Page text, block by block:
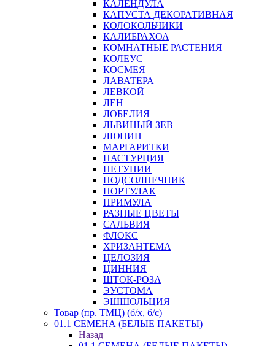
КАЛЕНДУЛА
КАПУСТА ДЕКОРАТИВНАЯ
КОЛОКОЛЬЧИКИ
КАЛИБРАХОА
КОМНАТНЫЕ РАСТЕНИЯ
КОЛЕУС
КОСМЕЯ
ЛАВАТЕРА
ЛЕВКОЙ
ЛЕН
ЛОБЕЛИЯ
ЛЬВИНЫЙ ЗЕВ
ЛЮПИН
МАРГАРИТКИ
НАСТУРЦИЯ
ПЕТУНИИ
ПОДСОЛНЕЧНИК
ПОРТУЛАК
ПРИМУЛА
РАЗНЫЕ ЦВЕТЫ
САЛЬВИЯ
ФЛОКС
ХРИЗАНТЕМА
ЦЕЛОЗИЯ
ЦИННИЯ
ШТОК-РОЗА
ЭУСТОМА
ЭШШОЛЬЦИЯ
Товар (пр. ТМЦ) (б/х, б/с)
01.1 СЕМЕНА (БЕЛЫЕ ПАКЕТЫ)
Назад